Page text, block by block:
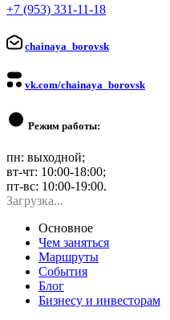
+7 (953) 331-11-18
chainaya_borovsk
vk.com/chainaya_borovsk
Режим работы:
пн: выходной;
вт-чт: 10:00-18:00;
пт-вс: 10:00-19:00.
Загрузка...
Основное
Чем заняться
Маршруты
События
Блог
Бизнесу и инвесторам